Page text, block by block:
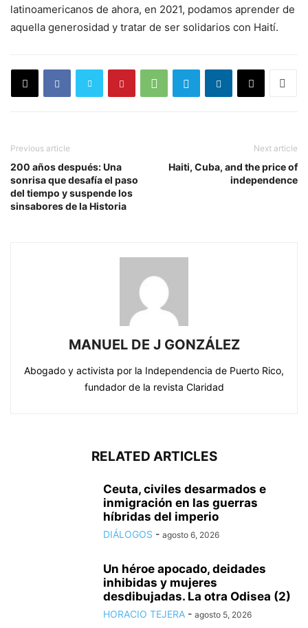
latinoamericanos de ahora, en 2021, podamos aprender de
aquella generosidad y tratar de ser solidarios con Haití.
Previous article
200 años después: Una
sonrisa que desafía el paso
del tiempo y suspende los
sinsabores de la Historia
Next article
Haiti, Cuba, and the price of
independence
MANUEL DE J GONZÁLEZ
Abogado y activista por la Independencia de Puerto Rico,
fundador de la revista Claridad
RELATED ARTICLES
Ceuta, civiles desarmados e
inmigración en las guerras
híbridas del imperio
DIÁLOGOS - agosto 6, 2026
Un héroe apocado, deidades
inhibidas y mujeres
desdibujadas. La otra Odisea (2)
HORACIO TEJERA - agosto 5, 2026